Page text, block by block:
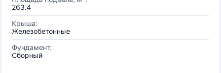
263.4
Крыша:
Железобетонные
Фундамент:
Сборный